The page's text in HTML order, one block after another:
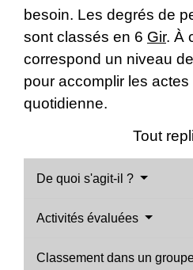
besoin. Les degrés de
sont classés en 6 Gir. À
correspond un niveau
pour accomplir les
quotidienne.
Tout
De quoi s'agit-il ?
Activités évaluées
Classement dans un